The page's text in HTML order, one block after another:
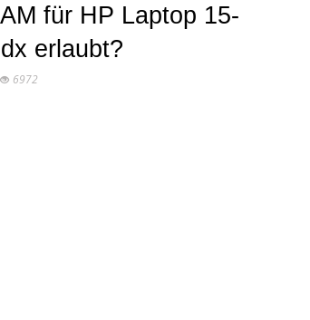
für HP Laptop 15-
erlaubt?
6972